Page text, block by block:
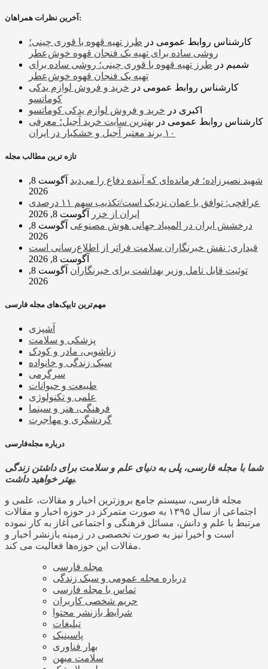
آخرین نظرات همراهان:
کارشناس روابط عمومی در طرز تهیه قهوه با قوری چینی؛
روشی ساده برای تهیه یک فنجان قهوه خوش‌عطر
شمیم در طرز تهیه قهوه با قوری چینی؛ روشی ساده برای
تهیه یک فنجان قهوه خوش‌عطر
کارشناس روابط عمومی در خرید و فروش لوازم یدکی
کوماتسو
اکبری در خرید و فروش لوازم یدکی کوماتسو
کارشناس روابط عمومی در بهترین سایت خرید آجیل؛ معرفی
۱۰ برند معتبر آجیل و خشکبار در ایران
تازه ترین مطالب مجله
شهید نصیرزاده؛ فرمانده‌ای که آینده دفاع را می‌دید
آگوست 8,
2026
عراقچی: توافق با عمان نزدیک است/تکذیب سهم ۱۱ درصدی
ایران از خزر
آگوست 8, 2026
درخشش ایران در المپیاد جهانی هوش مصنوعی
آگوست 8,
2026
قیداری: نقش خبرنگاران سلامت فراتر از اطلاع‌رسانی است
آگوست 8, 2026
توئیت قابل تامل وزیر بهداشت برای خبرنگاران
آگوست 8,
2026
مهم‌ترین تایپک‌های مجله فارسی
آشپزی
پزشکی و سلامت
زناشویی، مادر و کودک
سبک زندگی و خانواده
سرگرمی
طبیعت و حیوانات
علمی و تکنولوژی
فرهنگی، هنر و سینما
گردشگری و مهاجرت
درباره مجله‌فارسی
شما با مجله فارسی، پلی به دنیای علم و سلامت برای داشتن زندگی
بهتر خواهید داشت.
مجله فارسی، سیستم جامع بروزترین اخبار و مقالات، علمی و
اجتماعی از سال ۱۳۹۵ به صورت متمرکز در حوزه اخبار و مقالات
مرتبط با علم و دانش، مسائل فرهنگی و اجتماعی آغاز به کار نموده
است و اخیرا نیز به صورت تخصصی در زمینه بازنشر اخبار و
مقالات این حوزه‌ها فعالیت می کند.
مجله فارسی
درباره مجله عمومی و سبک زندگی
تماس با مجله فارسی
حریم شخصی کاربران
شرایط بازنشر محتوا
تبلیغات
پاسینیک
بهار فناوری
سلامت میهن